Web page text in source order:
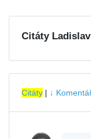
Citáty
Citáty | ↓